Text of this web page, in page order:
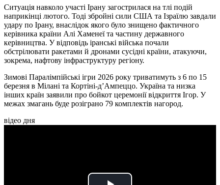
Ситуація навколо участі Ірану загострилася на тлі подій
наприкінці лютого. Тоді збройні сили США та Ізраїлю завдали
удару по Ірану, внаслідок якого було знищено фактичного
керівника країни Алі Хаменеї та частину державного
керівництва. У відповідь іранські війська почали
обстрілювати ракетами й дронами сусідні країни, атакуючи,
зокрема, нафтову інфраструктуру регіону.
Зимові Паралімпійські ігри 2026 року триватимуть з 6 по 15
березня в Мілані та Кортіні-д’Ампеццо. Україна та низка
інших країн заявили про бойкот церемонії відкриття Ігор. У
межах змагань буде розіграно 79 комплектів нагород.
відео дня